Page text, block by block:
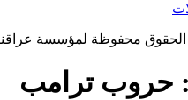
حروب ترامب